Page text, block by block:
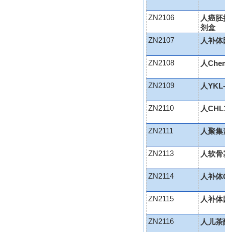
ZN2106
人癌
剂盒
ZN2107
人补
ZN2108 人
ZN2109 人
ZN2110 人
ZN2111 人聚
ZN2113 人软
ZN2114 人补
ZN2115 人补
ZN2116 人儿